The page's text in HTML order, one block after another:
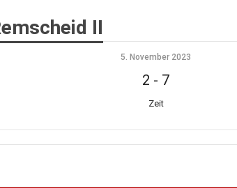
II
5. November 2023
2 - 7
Zeit